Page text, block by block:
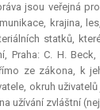
jsou veřejná
krajina,
statků,
Praha: C. H.
ze zákona, k
okruh
užívání zvláštní